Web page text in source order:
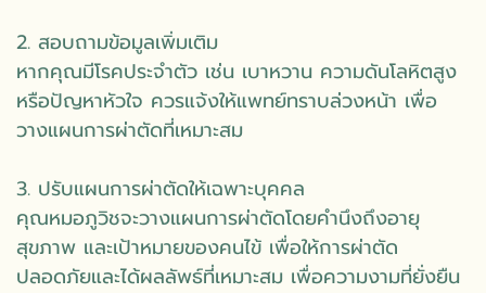
2. สอบถามข้อมูลเพิ่มเติม
หากคุณมีโรคประจำตัว เช่น เบาหวาน ความดันโลหิตสูง
หรือปัญหาหัวใจ ควรแจ้งให้แพทย์ทราบล่วงหน้า เพื่อ
วางแผนการผ่าตัดที่เหมาะสม
3. ปรับแผนการผ่าตัดให้เฉพาะบุคคล
คุณหมอภูวิชจะวางแผนการผ่าตัดโดยคำนึงถึงอายุ
สุขภาพ และเป้าหมายของคนไข้ เพื่อให้การผ่าตัด
ปลอดภัยและได้ผลลัพธ์ที่เหมาะสม เพื่อความงามที่ยั่งยืน